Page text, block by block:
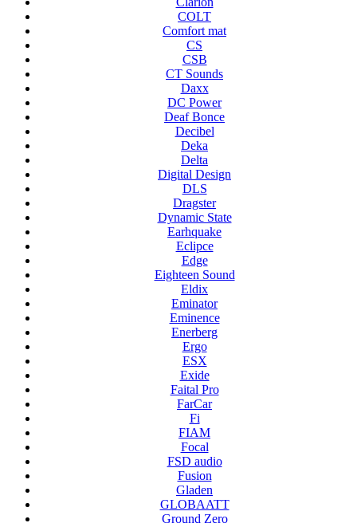
COLT
Comfort mat
CS
CSB
CT Sounds
Daxx
DC Power
Deaf Bonce
Decibel
Deka
Delta
Digital Design
DLS
Dragster
Dynamic State
Earhquake
Eclipce
Edge
Eighteen Sound
Eldix
Eminator
Eminence
Enerberg
Ergo
ESX
Exide
Faital Pro
FarCar
Fi
FIAM
Focal
FSD audio
Fusion
Gladen
GLOBAATT
Ground Zero